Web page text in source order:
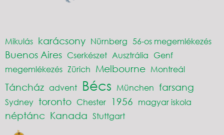
Mikulás karácsony Nürnberg 56-os megemlékezés
Buenos Aires Cserkészet Ausztrália Genf
megemlékezés Zürich Melbourne Montreál
Táncház advent Bécs München farsang
Sydney toronto Chester 1956 magyar iskola
néptánc Kanada Stuttgart